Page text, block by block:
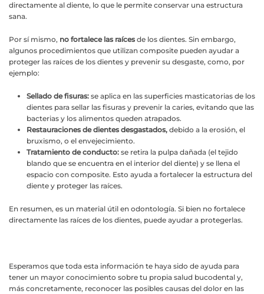
directamente al diente, lo que le permite conservar una estructura
sana.
Por sí mismo, no fortalece las raíces de los dientes. Sin embargo,
algunos procedimientos que utilizan composite pueden ayudar a
proteger las raíces de los dientes y prevenir su desgaste, como, por
ejemplo:
Sellado de fisuras: se aplica en las superficies masticatorias de los
dientes para sellar las fisuras y prevenir la caries, evitando que las
bacterias y los alimentos queden atrapados.
Restauraciones de dientes desgastados, debido a la erosión, el
bruxismo, o el envejecimiento.
Tratamiento de conducto: se retira la pulpa dañada (el tejido
blando que se encuentra en el interior del diente) y se llena el
espacio con composite. Esto ayuda a fortalecer la estructura del
diente y proteger las raíces.
En resumen, es un material útil en odontología. Si bien no fortalece
directamente las raíces de los dientes, puede ayudar a protegerlas.
Esperamos que toda esta información te haya sido de ayuda para
tener un mayor conocimiento sobre tu propia salud bucodental y,
más concretamente, reconocer las posibles causas del dolor en las